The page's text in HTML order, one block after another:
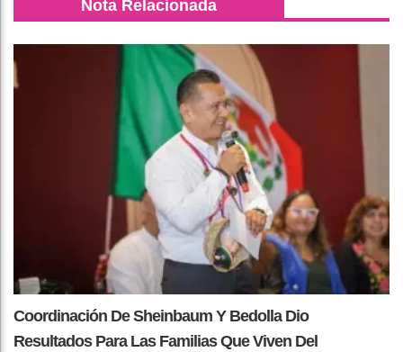
Nota Relacionada
Coordinación De Sheinbaum Y Bedolla Dio
Resultados Para Las Familias Que Viven Del